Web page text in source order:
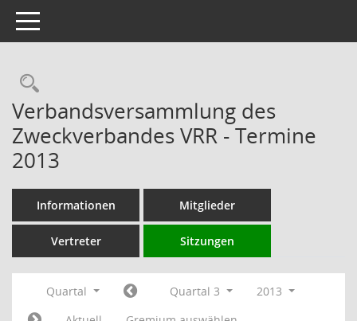
Toggle navigation
Rechercheauswahl
Verbandsversammlung des
Zweckverbandes VRR - Termine
2013
Informationen Mitglieder
Vertreter Sitzungen
Quartal Quartal 3
2013